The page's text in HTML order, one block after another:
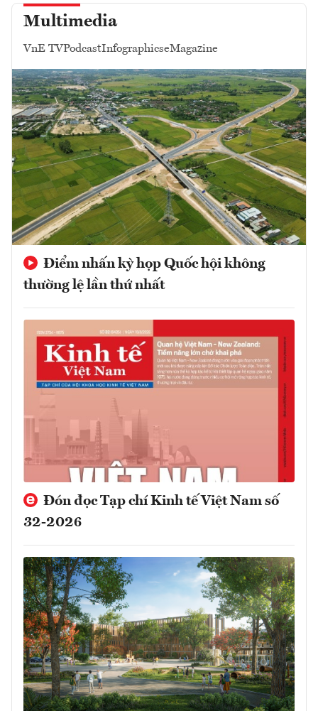
Multimedia
VnE TVPodcastInfographicseMagazine
Điểm nhấn kỳ họp Quốc hội không
thường lệ lần thứ nhất
Đón đọc Tạp chí Kinh tế Việt Nam số
32-2026